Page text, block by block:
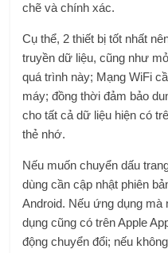
chẽ và chính xác.
Cụ thể, 2 thiết bị tốt nhất
truyền dữ liệu, cũng như
quá trình này; Mạng WiFi
máy; đồng thời đảm bảo
cho tất cả dữ liệu hiện có
thẻ nhớ.
Nếu muốn chuyển dấu
dùng cần cập nhật phiên
Android. Nếu ứng dụng
dụng cũng có trên Apple
động chuyển đổi; nếu